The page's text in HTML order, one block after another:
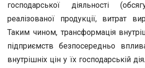
господарської діяльності
реалізованої продукції, витрат
Таким чином, трансформація
підприємств безпосередньо
внутрішніх цін у їх господарській